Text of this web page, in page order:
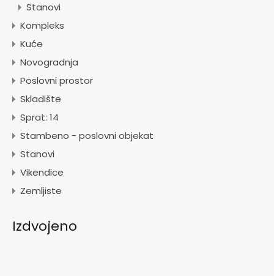
Stanovi
Kompleks
Kuće
Novogradnja
Poslovni prostor
Skladište
Sprat: 14
Stambeno - poslovni objekat
Stanovi
Vikendice
Zemljiste
Izdvojeno